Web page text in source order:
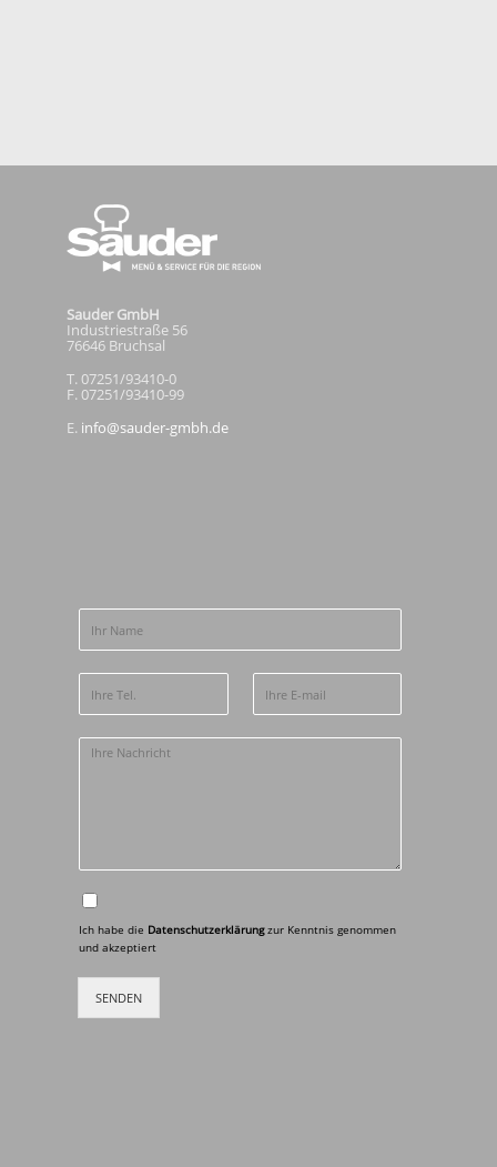
Sauder GmbH
Industriestraße 56
76646 Bruchsal
T. 07251/93410-0
F. 07251/93410-99
E. info@sauder-gmbh.de
Ich habe die Datenschutzerklärungzur Kenntnis genommen
und akzeptiert
SENDEN